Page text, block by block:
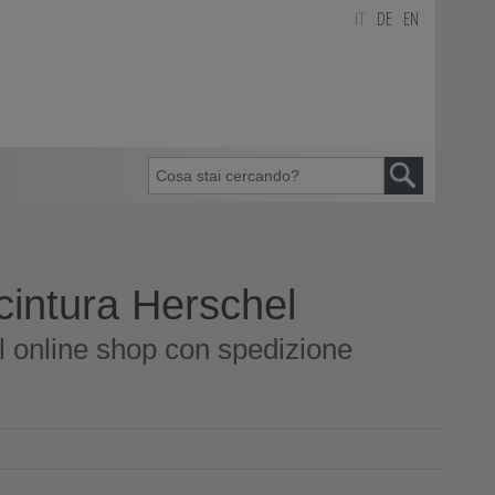
DE EN
Herschel
shop con spedizione